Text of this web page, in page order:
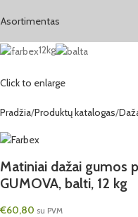
Asortimentas
12kg
Click to enlarge
Pradžia Produktų katalogas
Matiniai dažai gumos
GUMOVA, balti, 12 kg
€60,80 su PVM